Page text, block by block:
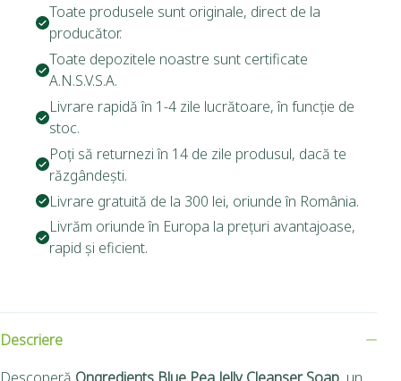
Toate produsele sunt originale, direct de la
producător.
Toate depozitele noastre sunt certificate
A.N.S.V.S.A.
Livrare rapidă în 1-4 zile lucrătoare, în funcție de
stoc.
Poți să returnezi în 14 de zile produsul, dacă te
răzgândești.
Livrare gratuită de la 300 lei, oriunde în România.
Livrăm oriunde în Europa la prețuri avantajoase,
rapid și eficient.
Descriere